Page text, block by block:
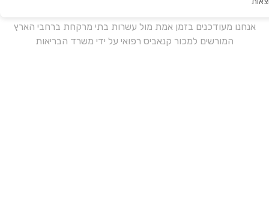
אנחנו מעודכנים בזמן אמת מול עשרות בתי מרקחת ברחבי הארץ
המורשים למכור קנאביס רפואי על ידי משרד הבריאות